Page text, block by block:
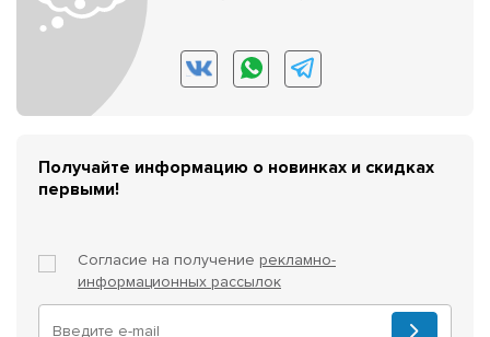
Получайте информацию о новинках и скидках
первыми!
Согласие на получение рекламно-
информационных рассылок